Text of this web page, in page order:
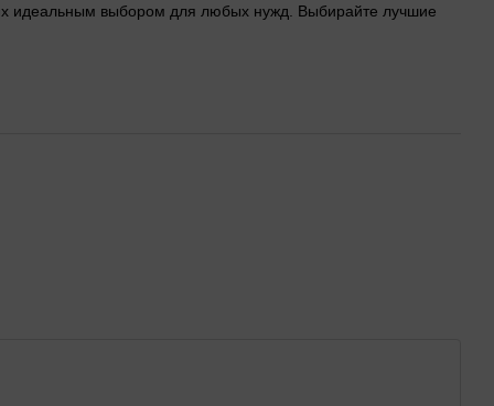
идеальным выбором для любых нужд. Выбирайте лучшие